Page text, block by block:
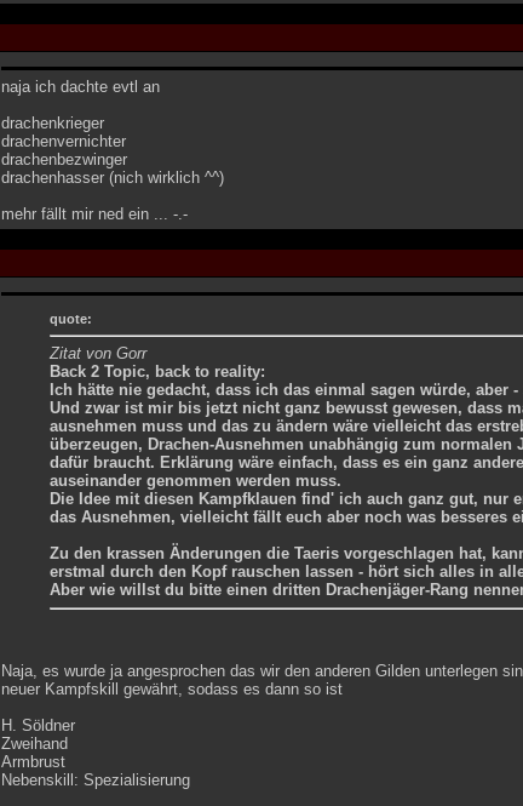
naja ich dachte evtl an
drachenkrieger
drachenvernichter
drachenbezwinger
drachenhasser (nich wirklich ^^)
mehr fällt mir ned ein ... -.-
quote:
Zitat von Gorr
Back 2 Topic, back to reality:
Ich hätte nie gedacht, dass ich das einmal sagen würde, aber -
Und zwar ist mir bis jetzt nicht ganz bewusst gewesen, dass
ausnehmen muss und das zu ändern wäre vielleicht das
überzeugen, Drachen-Ausnehmen unabhängig zum
dafür braucht. Erklärung wäre einfach, dass es ein ganz
auseinander genommen werden muss.
Die Idee mit diesen Kampfklauen find' ich auch ganz gut,
das Ausnehmen, vielleicht fällt euch aber noch was besseres
Zu den krassen Änderungen die Taeris vorgeschlagen hat,
erstmal durch den Kopf rauschen lassen - hört sich alles in
Aber wie willst du bitte einen dritten Drachenjäger-Rang
Naja, es wurde ja angesprochen das wir den anderen Gilden unterlegen
neuer Kampfskill gewährt, sodass es dann so ist
H. Söldner
Zweihand
Armbrust
Nebenskill: Spezialisierung